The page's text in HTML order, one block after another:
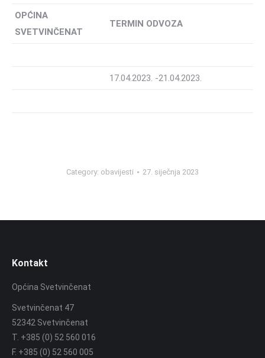
OPĆINA
SVETVINČENAT
TERMIN ODVOZA
17.04.2023. -21.04.2023.
Category: obavijesti 27. siječnja 2023
Kontakt
Općina Svetvinčenat
Svetvinčenat 47
52342 Svetvinčenat
T. +385 (0) 52 560 016
F. +385 (0) 52 560 005